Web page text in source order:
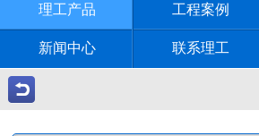
理工产品 工程案例
新闻中心 联系理工